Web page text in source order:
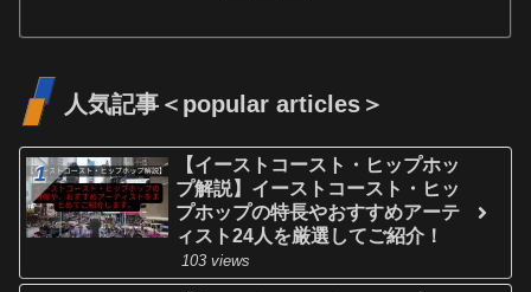
人気記事＜popular articles＞
【イーストコースト・ヒップホッ
プ解説】イーストコースト・ヒッ
プホップの特長やおすすめアーテ
ィスト24人を厳選してご紹介！
103 views